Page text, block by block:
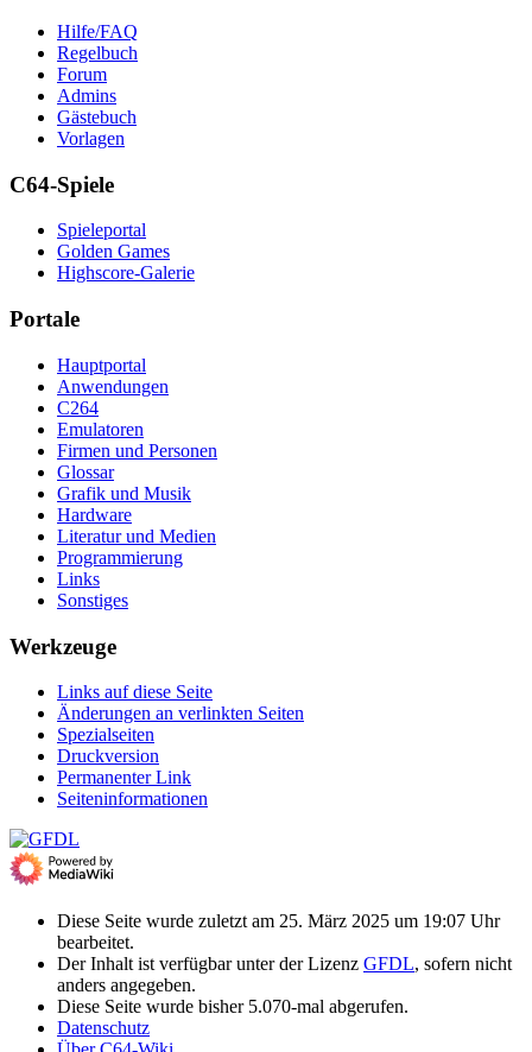
Hilfe/FAQ
Regelbuch
Forum
Admins
Gästebuch
Vorlagen
C64-Spiele
Spieleportal
Golden Games
Highscore-Galerie
Portale
Hauptportal
Anwendungen
C264
Emulatoren
Firmen und Personen
Glossar
Grafik und Musik
Hardware
Literatur und Medien
Programmierung
Links
Sonstiges
Werkzeuge
Links auf diese Seite
Änderungen an verlinkten Seiten
Spezialseiten
Druckversion
Permanenter Link
Seiten­­informationen
Diese Seite wurde zuletzt am 25. März 2025 um 19:07 Uhr
bearbeitet.
Der Inhalt ist verfügbar unter der Lizenz GFDL, sofern nicht
anders angegeben.
Diese Seite wurde bisher 5.070-mal abgerufen.
Datenschutz